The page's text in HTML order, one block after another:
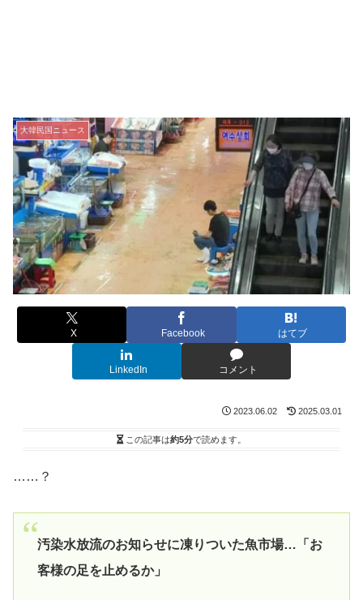
大韓民国ニュース
X Facebook はてブ
LinkedIn コメント
2023.06.02 2025.03.01
この記事は約5分で読めます。
……？
汚染水放流のお知らせに凍りついた魚市場…「お
客様の足を止めるか」